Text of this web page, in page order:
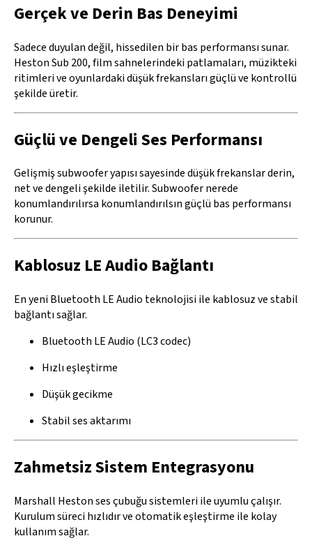
Gerçek ve Derin Bas Deneyimi
Sadece duyulan değil, hissedilen bir bas performansı sunar.
Heston Sub 200, film sahnelerindeki patlamaları, müzikteki
ritimleri ve oyunlardaki düşük frekansları güçlü ve kontrollü
şekilde üretir.
Güçlü ve Dengeli Ses Performansı
Gelişmiş subwoofer yapısı sayesinde düşük frekanslar derin,
net ve dengeli şekilde iletilir. Subwoofer nerede
konumlandırılırsa konumlandırılsın güçlü bas performansı
korunur.
Kablosuz LE Audio Bağlantı
En yeni Bluetooth LE Audio teknolojisi ile kablosuz ve stabil
bağlantı sağlar.
Bluetooth LE Audio (LC3 codec)
Hızlı eşleştirme
Düşük gecikme
Stabil ses aktarımı
Zahmetsiz Sistem Entegrasyonu
Marshall Heston ses çubuğu sistemleri ile uyumlu çalışır.
Kurulum süreci hızlıdır ve otomatik eşleştirme ile kolay
kullanım sağlar.